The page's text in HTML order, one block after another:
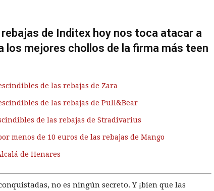
de Inditex hoy nos toca atacar a
los mejores chollos de la firma más teen
de las rebajas de Zara
de las rebajas de Pull&Bear
de las rebajas de Stradivarius
menos de 10 euros de las rebajas de Mango
de Henares
no es ningún secreto. Y ¡bien que las